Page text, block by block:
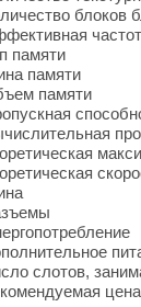
блоков
памяти
памяти
памяти
слотов,
цена